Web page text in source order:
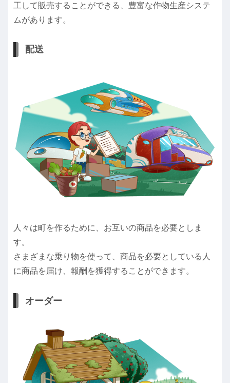
工して販売することができる、豊富な作物生産システ
ムがあります。
配送
人々は町を作るために、お互いの商品を必要としま
す。
さまざまな乗り物を使って、商品を必要としている人
に商品を届け、報酬を獲得することができます。
オーダー